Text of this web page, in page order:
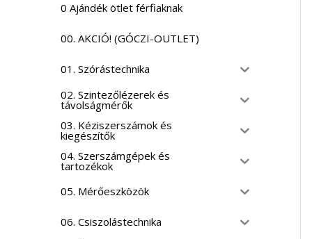
0 Ajándék ötlet férfiaknak
00. AKCIÓ! (GÓCZI-OUTLET)
01. Szórástechnika
02. Szintezőlézerek és
távolságmérők
03. Kéziszerszámok és
kiegészítők
04. Szerszámgépek és
tartozékok
05. Mérőeszközök
06. Csiszolástechnika